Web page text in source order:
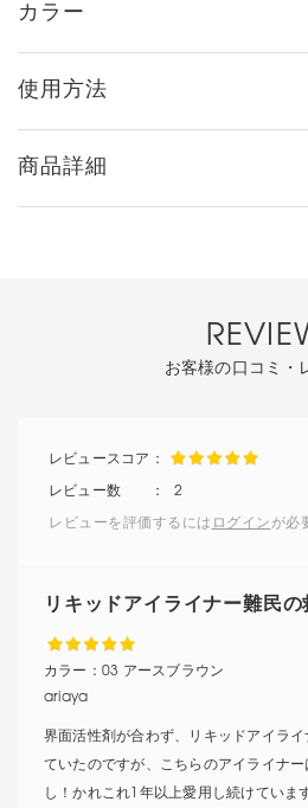
カラー
使用方法
商品詳細
お客様の口コミ・
2
レビューを評価するには ログイン が必
リキッドアイライナー難民の
ariaya
カラー： 03 アースブラウン
界面活性剤が合わず、リキッドアイラ
ていたのですが、こちらのアイライナ
し！かれこれ1年以上愛用し続けていま